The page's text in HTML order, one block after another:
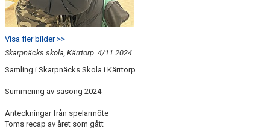
Visa fler bilder >>
Skarpnäcks skola, Kärrtorp. 4/11 2024
Samling i Skarpnäcks Skola i Kärrtorp.
Summering av säsong 2024
Anteckningar från spelarmöte
Toms recap av året som gått